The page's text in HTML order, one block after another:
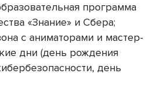
программа
«Знание» и Сбера;
с аниматорами и мастер-
дни (день рождения
день